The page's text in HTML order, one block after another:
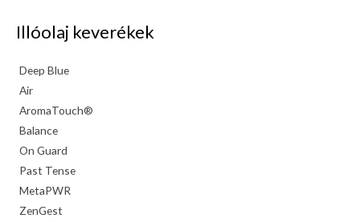
Illóolaj keverékek
Deep Blue
Air
AromaTouch®
Balance
On Guard
Past Tense
MetaPWR
ZenGest